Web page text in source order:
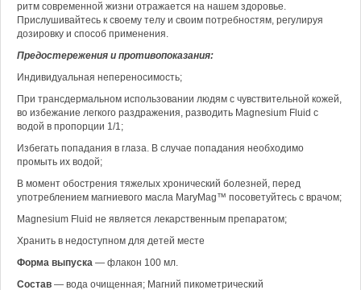
ритм современной жизни отражается на нашем здоровье.
Прислушивайтесь к своему телу и своим потребностям, регулируя
дозировку и способ применения.
Предостережения и противопоказания:
Индивидуальная непереносимость;
При трансдермальном использовании людям с чувствительной кожей,
во избежание легкого раздражения, разводить Magnesium Fluid с
водой в пропорции 1/1;
Избегать попадания в глаза. В случае попадания необходимо
промыть их водой;
В момент обострения тяжелых хронический болезней, перед
употреблением магниевого масла MaryMag™ посоветуйтесь с врачом;
Magnesium Fluid не является лекарственным препаратом;
Хранить в недоступном для детей месте
Форма выпуска — флакон 100 мл.
Состав — вода очищенная; Магний пикометрический